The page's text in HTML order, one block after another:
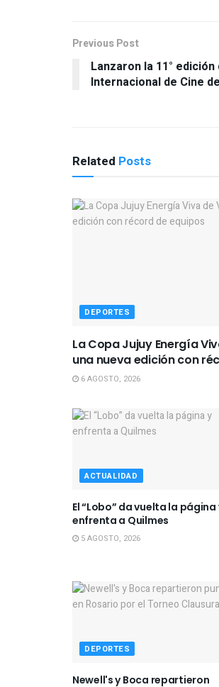
Previous Post
Lanzaron la 11°
Internacional de Cine
Related Posts
DEPORTES
La Copa Jujuy Energía
una nueva edición con
6 AGOSTO, 2026
ACTUALIDAD
El “Lobo” da vuelta la página
enfrenta a Quilmes
5 AGOSTO, 2026
DEPORTES
Newell's y Boca repartieron